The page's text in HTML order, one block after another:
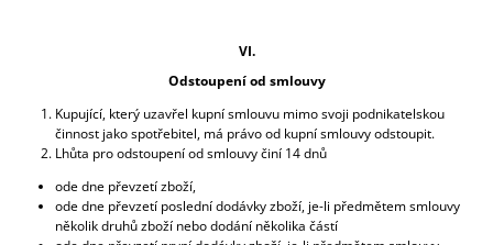
VI.
Odstoupení od smlouvy
Kupující, který uzavřel kupní smlouvu mimo svoji podnikatelskou
činnost jako spotřebitel, má právo od kupní smlouvy odstoupit.
Lhůta pro odstoupení od smlouvy činí 14 dnů
ode dne převzetí zboží,
ode dne převzetí poslední dodávky zboží, je-li předmětem smlouvy
několik druhů zboží nebo dodání několika částí